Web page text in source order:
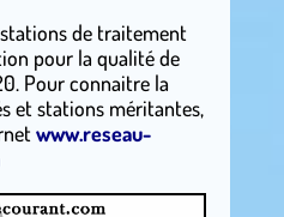
de traitement
pour la qualité de
Pour connaitre la
et stations méritantes,
www.reseau-